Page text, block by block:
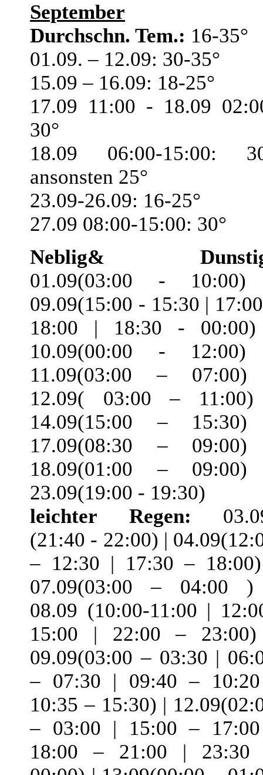
September
Durchschn. Tem.: 16-35°
01.09. – 12.09: 30-35°
15.09 – 16.09: 18-25°
17.09 11:00 - 18.09
30°
18.09 06:00-15:00:
ansonsten 25°
23.09-26.09: 16-25°
27.09 08:00-15:00: 30°
Neblig&
01.09(03:00 -
09.09(15:00 - 15:30 |
18:00 | 18:30 -
10.09(00:00 -
11.09(03:00 –
12.09( 03:00 –
14.09(15:00 –
17.09(08:30 –
18.09(01:00 –
23.09(19:00 - 19:30)
leichter Regen:
(21:40 - 22:00) |
– 12:30 | 17:30 –
07.09(03:00 – 04:00
08.09 (10:00-11:00 |
15:00 | 22:00 –
09.09(03:00 – 03:30 |
– 07:30 | 09:40 –
10:35 – 15:30) |
– 03:00 | 15:00 –
18:00 – 21:00 | 23:30